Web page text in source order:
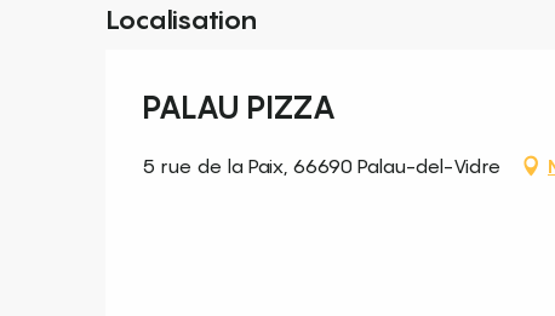
Localisation
PALAU PIZZA
5 rue de la Paix, 66690 Palau-del-Vidre